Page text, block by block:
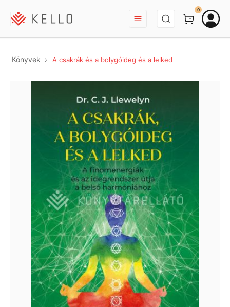
BEJELENTKEZÉS
0
Könyvek A csakrák és a bolygóideg és a lelked